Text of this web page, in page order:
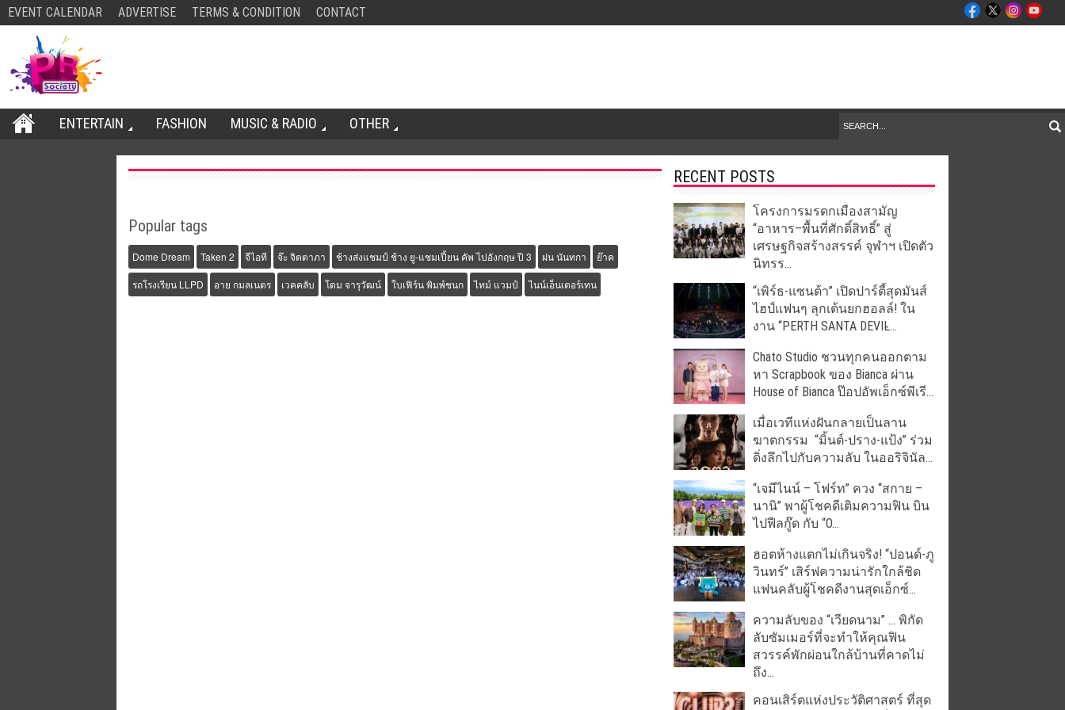
EVENT CALENDAR ADVERTISE TERMS & CONDITION CONTACT
ENTERTAIN FASHION MUSIC & RADIO OTHER
Popular tags
Dome Dream Taken 2 จีไอที จ๊ะ จิตตาภา ช้างส่งแชมป์ ช้าง ยู-แชมเปี้ยน คัพ ไปอังกฤษ ปี 3 ฝน นันทกา ย๊าค
รถโรงเรียน LLPD อาย กมลเนตร เวคคลับ โดม จารุวัฒน์ ใบเฟิร์น พิมพ์ชนก ไทม์ แวมป์ ไนน์เอ็นเตอร์เทน
RECENT POSTS
โครงการมรดกเมืองสามัญ
“อาหาร–พื้นที่ศักดิ์สิทธิ์” สู่
เศรษฐกิจสร้างสรรค์ จุฬาฯ เปิดตัว
นิทรร...
“เพิร์ธ-แซนต้า” เปิดปาร์ตี้สุดมันส์
ไฮป์แฟนๆ ลุกเต้นยกฮอลล์! ใน
งาน “PERTH SANTA DEVIL̵...
Chato Studio ชวนทุกคนออกตาม
หา Scrapbook ของ Bianca ผ่าน
House of Bianca ป๊อปอัพเอ็กซ์พีเรี...
เมื่อเวทีแห่งฝันกลายเป็นลาน
ฆาตกรรม “มิ้นต์-ปราง-แป้ง” ร่วม
ดิ่งลึกไปกับความลับ ในออริจินัล...
“เจมีไนน์ – โฟร์ท” ควง “สกาย –
นานิ” พาผู้โชคดีเติมความฟิน บิน
ไปฟีลกู๊ด กับ “O...
ฮอตห้างแตกไม่เกินจริง! “ปอนด์-ภู
วินทร์” เสิร์ฟความน่ารักใกล้ชิด
แฟนคลับผู้โชคดีงานสุดเอ็กซ์...
ความลับของ “เวียดนาม” … พิกัด
ลับซัมเมอร์ที่จะทำให้คุณฟิน
สวรรค์พักผ่อนใกล้บ้านที่คาดไม่
ถึง...
คอนเสิร์ตแห่งประวัติศาสตร์ ที่สุด